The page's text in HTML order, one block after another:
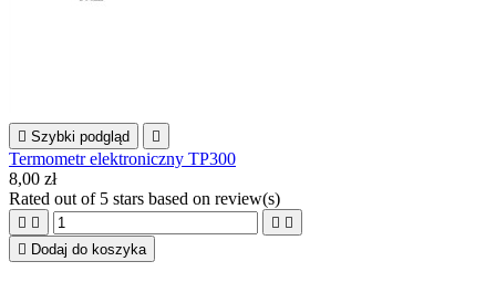
 Szybki podgląd 
Termometr elektroniczny TP300
8,00 zł
Rated out of 5 stars based on review(s)
   
 Dodaj do koszyka